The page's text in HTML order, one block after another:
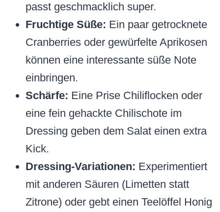
passt geschmacklich super.
Fruchtige Süße: Ein paar getrocknete
Cranberries oder gewürfelte Aprikosen
können eine interessante süße Note
einbringen.
Schärfe: Eine Prise Chiliflocken oder
eine fein gehackte Chilischote im
Dressing geben dem Salat einen extra
Kick.
Dressing-Variationen: Experimentiert
mit anderen Säuren (Limetten statt
Zitrone) oder gebt einen Teelöffel Honig